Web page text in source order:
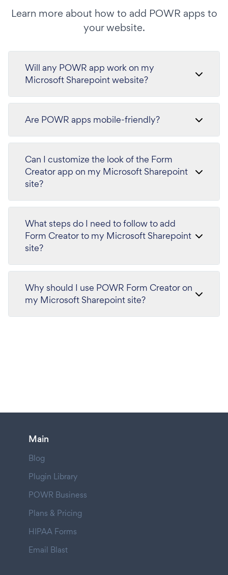
Learn more about how to add POWR apps to
your website.
Will any POWR app work on my
Microsoft Sharepoint website?
Are POWR apps mobile-friendly?
Can I customize the look of the Form
Creator app on my Microsoft Sharepoint
site?
What steps do I need to follow to add
Form Creator to my Microsoft Sharepoint
site?
Why should I use POWR Form Creator on
my Microsoft Sharepoint site?
Main
Blog
Plugin Library
POWR Business
Plans & Pricing
HIPAA Forms
Email Blast